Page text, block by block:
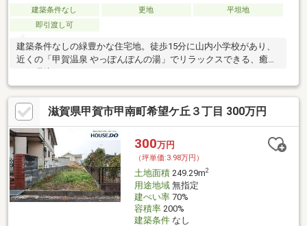
建築条件なし 更地
平坦地
即引渡し可
建築条件なしの緑豊かな住宅地。徒歩15分に山内小学校があり、
近くの「甲賀温泉 やっぽんぽんの湯」でリラックスできる、癒し
滋賀県甲賀市甲南町希望ケ丘３丁目 300万円
300万円
（坪単価:3.98万円）
土地面積249.29m2
用途地域無指定
建ぺい率70%
容積率200%
建築条件なし